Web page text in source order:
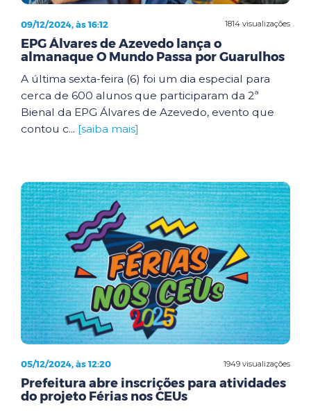
1814 visualizações
09/12/2024, às 16:12
EPG Álvares de Azevedo lança o
almanaque O Mundo Passa por Guarulhos
A última sexta-feira (6) foi um dia especial para
cerca de 600 alunos que participaram da 2ª
Bienal da EPG Álvares de Azevedo, evento que
contou c... [saiba mais]
1949 visualizações
05/12/2024, às 12:20
Prefeitura abre inscrições para atividades
do projeto Férias nos CEUs